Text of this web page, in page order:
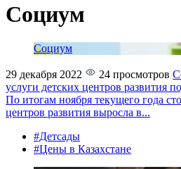
Социум
Социум
29 декабря 2022 24 просмотров
услуги детских центров развития
По итогам ноября текущего года
центров развития выросла в...
#Детсады
#Цены в Казахстане